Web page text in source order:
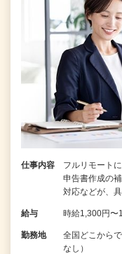
仕事内容
フルリモート
申告書作成の
対応などが、
給与 時給1,300円
勤務地
全国どこから
なし）